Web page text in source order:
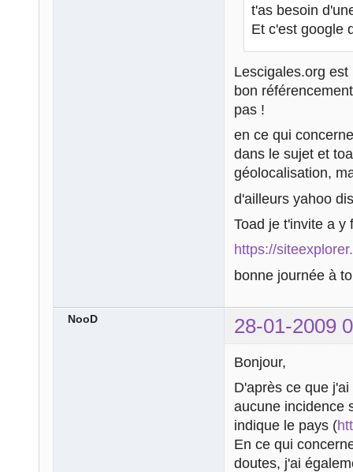
t'as besoin
Et c'est google
Lescigales.org
bon
pas !
en ce qui
dans le sujet et
géolocalisation,
d'ailleurs yahoo
Toad je t'invite a y
https://
bonne journée à
NooD 28-01-2009
Bonjour,
D'après ce que
aucune incidence
indique le pays (
En ce qui
doutes, j'ai